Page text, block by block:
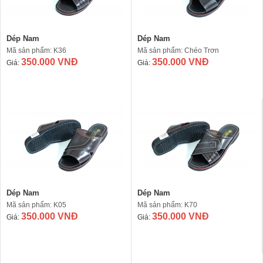
Dép Nam
Mã sản phẩm: K36
Giá: 350.000 VNĐ
Dép Nam
Mã sản phẩm: Chéo Trơn
Giá: 350.000 VNĐ
Dép Nam
Mã sản phẩm: K05
Giá: 350.000 VNĐ
Dép Nam
Mã sản phẩm: K70
Giá: 350.000 VNĐ